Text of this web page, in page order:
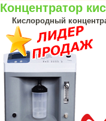
Концентратор
Кислородный